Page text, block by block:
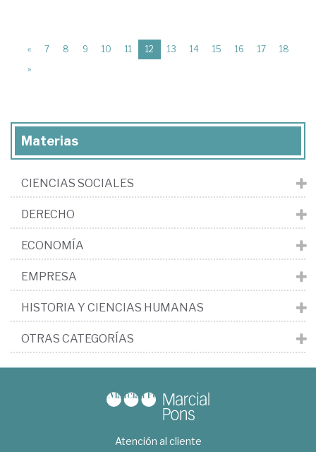
« 7 8 9 10 11 12 (current)
13 14 15 16 17
18
»
Materias
CIENCIAS SOCIALES
DERECHO
ECONOMÍA
EMPRESA
HISTORIA Y CIENCIAS HUMANAS
OTRAS CATEGORÍAS
Atención al cliente